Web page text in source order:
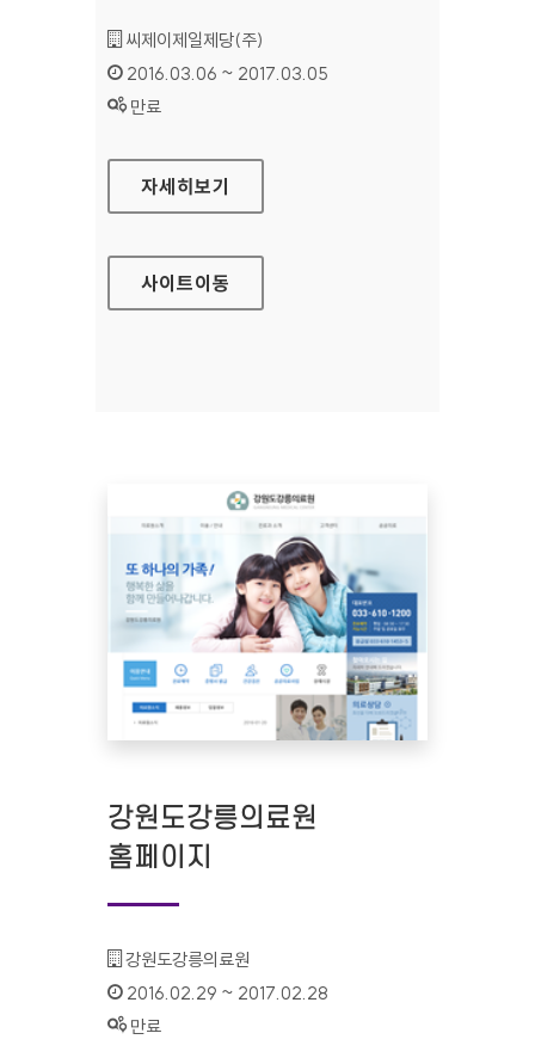
기관명 :
씨제이제일제당(주)
인증기간 :
2016.03.06 ~ 2017.03.05
상태 :
만료
CJ제일제당 홈페이지
자세히보기
사이트이동
강원도강릉의료원
홈페이지
기관명 :
강원도강릉의료원
인증기간 :
2016.02.29 ~ 2017.02.28
상태 :
만료